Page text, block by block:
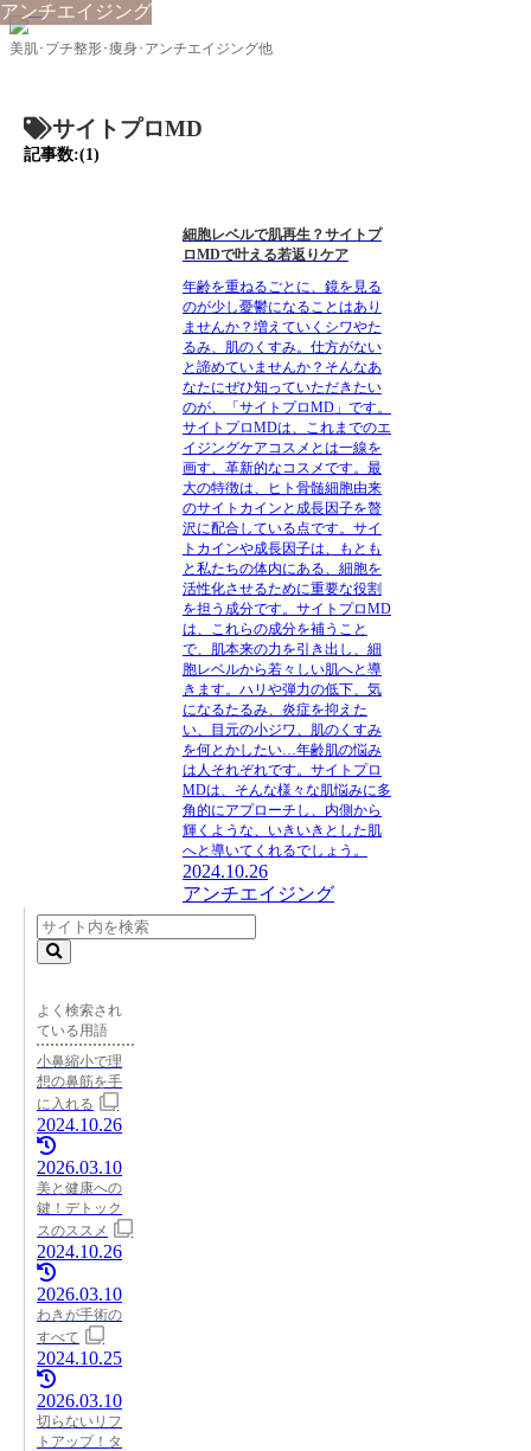
美肌･プチ整形･痩身･アンチエイジング他
サイトプロMD
記事数:(1)
アンチエイジング
細胞レベルで肌再生？サイトプ
ロMDで叶える若返りケア
年齢を重ねるごとに、鏡を見る
のが少し憂鬱になることはあり
ませんか？増えていくシワやた
るみ、肌のくすみ。仕方がない
と諦めていませんか？そんなあ
なたにぜひ知っていただきたい
のが、「サイトプロMD」です。
サイトプロMDは、これまでのエ
イジングケアコスメとは一線を
画す、革新的なコスメです。最
大の特徴は、ヒト骨髄細胞由来
のサイトカインと成長因子を贅
沢に配合している点です。サイ
トカインや成長因子は、もとも
と私たちの体内にある、細胞を
活性化させるために重要な役割
を担う成分です。サイトプロMD
は、これらの成分を補うこと
で、肌本来の力を引き出し、細
胞レベルから若々しい肌へと導
きます。ハリや弾力の低下、気
になるたるみ、炎症を抑えた
い、目元の小ジワ、肌のくすみ
を何とかしたい…年齢肌の悩み
は人それぞれです。サイトプロ
MDは、そんな様々な肌悩みに多
角的にアプローチし、内側から
輝くような、いきいきとした肌
へと導いてくれるでしょう。
2024.10.26
アンチエイジング
よく検索され
ている用語
小鼻縮小で理
想の鼻筋を手
に入れる
2024.10.26
2026.03.10
美と健康への
鍵！デトック
スのススメ
2024.10.26
2026.03.10
わきが手術の
すべて
2024.10.25
2026.03.10
切らないリフ
トアップ！タ